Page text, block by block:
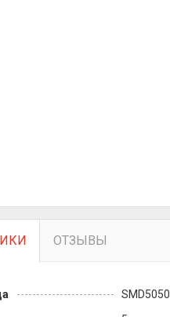
ОТЗЫВЫ
SMD5050